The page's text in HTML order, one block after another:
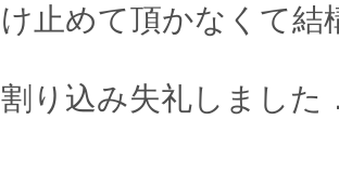
け止めて頂かなくて結
割り込み失礼しました